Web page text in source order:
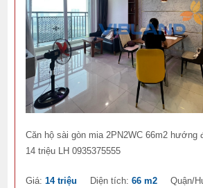
Căn hộ sài gòn mia 2PN2WC 66m2 hướng
14 triệu LH 0935375555
Giá:14 triệu Diện tích:66 m2 Quận/